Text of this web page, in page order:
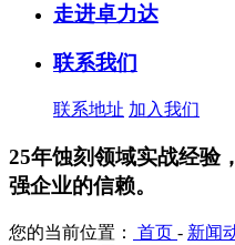
走进卓力达
联系我们
联系地址 加入我们
25年蚀刻领域实战经验
强企业的信赖。
您的当前位置： 首页 - 新闻